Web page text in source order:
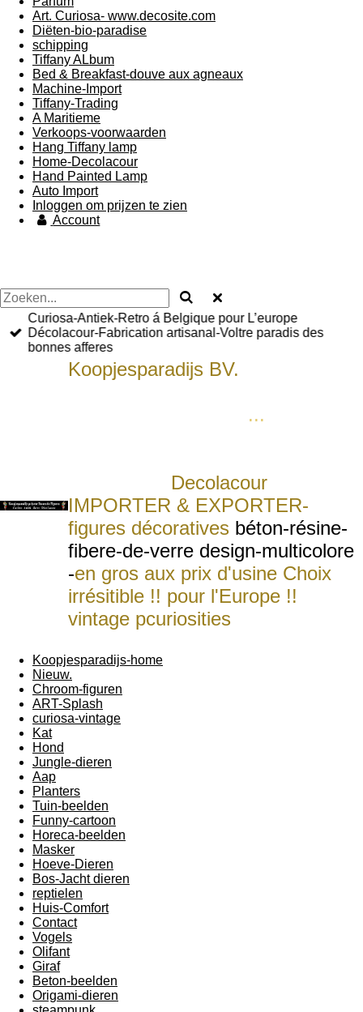
Art. Curiosa- www.decosite.com
Diëten-bio-paradise
schipping
Tiffany ALbum
Bed & Breakfast-douve aux agneaux
Machine-Import
Tiffany-Trading
A Maritieme
Verkoops-voorwaarden
Hang Tiffany lamp
Home-Decolacour
Hand Painted Lamp
Auto Import
Inloggen om prijzen te zien
Account
Curiosa-Antiek-Retro á Belgique pour L’europe
Décolacour-Fabrication artisanal-Voltre paradis des
bonnes afferes
Koopjesparadijs BV.
...
Decolacour
IMPORTER & EXPORTER-
figures décoratives béton-résine-
fibere-de-verre design-multicolore
-en gros aux prix d'usine Choix
irrésitible !! pour l'Europe !!
vintage pcuriosities
Koopjesparadijs-home
Nieuw.
Chroom-figuren
ART-Splash
curiosa-vintage
Kat
Hond
Jungle-dieren
Aap
Planters
Tuin-beelden
Funny-cartoon
Horeca-beelden
Masker
Hoeve-Dieren
Bos-Jacht dieren
reptielen
Huis-Comfort
Contact
Vogels
Olifant
Giraf
Beton-beelden
Origami-dieren